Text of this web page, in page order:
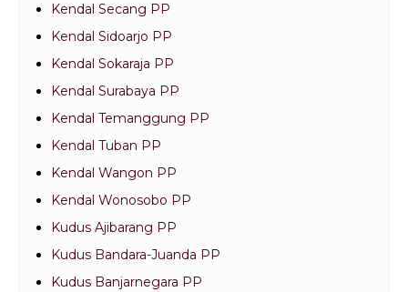
Kendal Secang PP
Kendal Sidoarjo PP
Kendal Sokaraja PP
Kendal Surabaya PP
Kendal Temanggung PP
Kendal Tuban PP
Kendal Wangon PP
Kendal Wonosobo PP
Kudus Ajibarang PP
Kudus Bandara-Juanda PP
Kudus Banjarnegara PP